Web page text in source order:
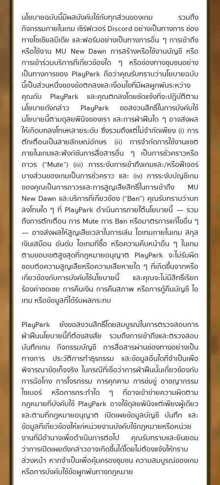
นโยบายฉบับนี้มีผลบังคับใช้กับทุกส่วนของเกม รวมถึง
กิจกรรมภายในเกม เซิร์ฟเวอร์ Discord อย่างเป็นทางการ ช่อง
ทางโซเชียลมีเดีย และฟอรัมอย่างเป็นทางการอื่น ๆ การเข้าถึง
หรือใช้งาน MU New Dawn การสร้างหรือใช้งานบัญชี หรือ
การเข้าร่วมบริการที่เกี่ยวข้องใด ๆ หรือช่องทางชุมชนอย่าง
เป็นทางการของ PlayPark ถือว่าคุณรับทราบว่านโยบายฉบับ
นี้เป็นส่วนหนึ่งของข้อตกลงและเงื่อนไขที่มีผลผูกพันระหว่าง
คุณกับ PlayPark และคุณตกลงโดยชัดแจ้งที่จะปฏิบัติตาม
นโยบายดังกล่าว PlayPark ขอสงวนสิทธิ์ในการบังคับใช้
นโยบายนี้ตามดุลยพินิจของเรา และการฝ่าฝืนใด ๆ อาจส่งผล
ให้เกิดบทลงโทษหลายระดับ ซึ่งรวมถึงแต่ไม่จำกัดเพียง (i) การ
ตักเตือนเป็นลายลักษณ์อักษร (ii) การจำกัดการใช้งานแชต
ภายในเกมและฟังก์ชันการสื่อสารอื่น ๆ เป็นการชั่วคราวหรือ
ถาวร (“Mute”) (iii) การระงับการเข้าถึงเกมและ/หรือฟีเจอร์
บางส่วนของเกมเป็นการชั่วคราว และ (iv) การระงับบัญชีเกม
ของคุณเป็นการถาวรและการสูญเสียสิทธิ์ในการเข้าถึง MU
New Dawn และบริการที่เกี่ยวข้อง (“Ban”) คุณรับทราบว่าบท
ลงโทษใด ๆ ที่ PlayPark ดำเนินการภายใต้นโยบายนี้ — รวม
ถึงการตักเตือน การ Mute การ Ban หรือมาตรการแก้ไขอื่น ๆ
— อาจส่งผลให้สูญเสียเวลาในการเล่น ไอเทมภายในเกม สกุล
เงินเสมือน อันดับ ไอเทมที่ซื้อ หรือความคืบหน้าอื่น ๆ ในเกม
ตามขอบเขตสูงสุดที่กฎหมายอนุญาต PlayPark จะไม่รับผิด
ชอบต่อความสูญเสียหรือความเสียหายใด ๆ ที่เกิดขึ้นจากหรือ
เกี่ยวข้องกับการบังคับใช้นโยบายนี้ และคุณจะไม่มีสิทธิ์เรียก
ร้องค่าชดเชย การคืนเงิน การคืนสภาพ หรือการกู้คืนบัญชี ไอ
เทม หรือข้อมูลที่ได้รับผลกระทบ
PlayPark ยังขอสงวนสิทธิ์โดยสมบูรณ์ในการตรวจสอบการ
ฝ่าฝืนนโยบายนี้ที่ต้องสงสัย รวมถึงการเข้าถึงและตรวจสอบ
บันทึกเกม กิจกรรมบัญชี การสื่อสารผ่านช่องทางอย่างเป็น
ทางการ ประวัติการทำธุรกรรม และข้อมูลอื่นใดที่จำเป็นเพื่อ
พิจารณาข้อเท็จจริง ในกรณีที่เชื่อว่าการฝ่าฝืนนั้นเกี่ยวข้องกับ
การฉ้อโกง การโจรกรรม การคุกคาม การข่มขู่ อาชญากรรม
ไซเบอร์ หรือการกระทำใด ๆ ที่อาจเข้าข่ายความผิดตาม
กฎหมายที่บังคับใช้ PlayPark อาจใช้ดุลยพินิจแต่เพียงผู้เดียว
และตามที่กฎหมายอนุญาต เปิดเผยข้อมูลบัญชี บันทึก และ
ข้อมูลที่เกี่ยวข้องให้แก่หน่วยงานบังคับใช้กฎหมายหรือหน่วย
งานที่มีอำนาจเพื่อดำเนินการต่อไป คุณรับทราบและยินยอม
ว่าการเปิดเผยดังกล่าวอาจเกิดขึ้นได้โดยไม่ต้องแจ้งให้ทราบ
ล่วงหน้า หากจำเป็นเพื่อคุ้มครองชุมชน ความสมบูรณ์ของเกม
หรือการบังคับใช้ข้อผูกพันทางกฎหมาย